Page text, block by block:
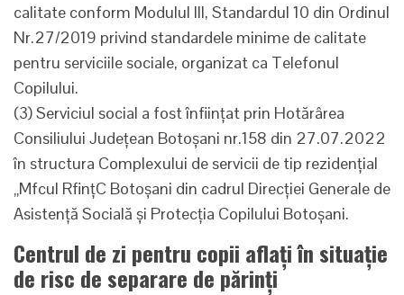
calitate conform Modulul III, Standardul 10 din Ordinul
Nr.27/2019 privind standardele minime de calitate
pentru serviciile sociale, organizat ca Telefonul
Copilului.
(3) Serviciul social a fost înfiinţat prin Hotărârea
Consiliului Judeţean Botoşani nr.158 din 27.07.2022
în structura Complexului de servicii de tip rezidenţial
„Mfcul RfinţC Botoşani din cadrul Direcţiei Generale de
Asistenţă Socială şi Protecţia Copilului Botoşani.
Centrul de zi pentru copii aflați în situație
de risc de separare de părinți